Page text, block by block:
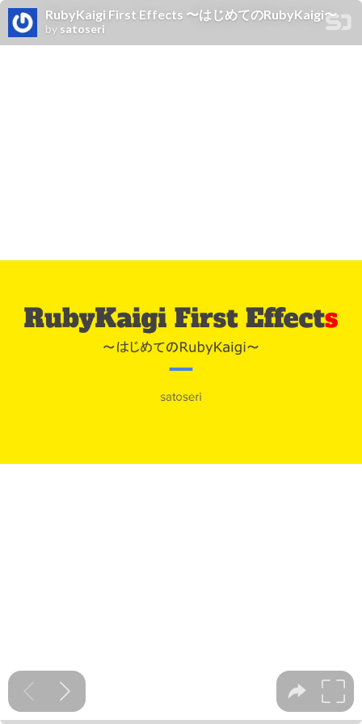
RubyKaigi First Effects 〜はじめてのRubyKaigi〜
by satoseri